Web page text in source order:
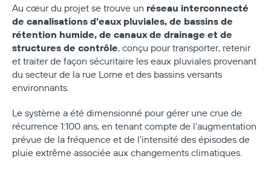
Au cœur du projet se trouve un réseau interconnecté
de canalisations d'eaux pluviales, de bassins de
rétention humide, de canaux de drainage et de
structures de contrôle, conçu pour transporter, retenir
et traiter de façon sécuritaire les eaux pluviales provenant
du secteur de la rue Lorne et des bassins versants
environnants.
Le système a été dimensionné pour gérer une crue de
récurrence 1:100 ans, en tenant compte de l’augmentation
prévue de la fréquence et de l’intensité des épisodes de
pluie extrême associée aux changements climatiques.